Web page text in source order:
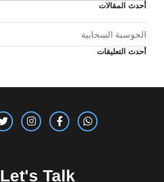
أحدث المقالات
الحوسبة السحابية
أحدث التعليقات
Let's Talk?